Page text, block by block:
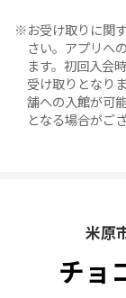
お受け取りに関
さい。アプリへ
ます。初回入会
受け取りとなり
舗への入館が可
となる場合がご
米原
チョ